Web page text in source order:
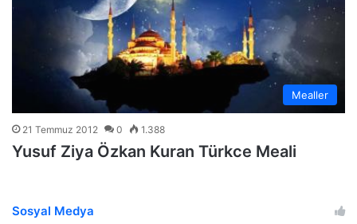
Mealler
21 Temmuz 2012 0 1.388
Yusuf Ziya Özkan Kuran Türkce Meali
Sosyal Medya